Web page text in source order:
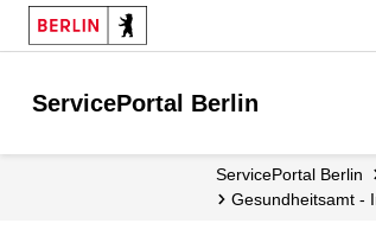
ServicePortal Berlin
ServicePortal Berlin
Gesundheitsamt